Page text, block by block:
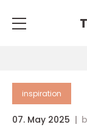
inspiration
07. May 2025